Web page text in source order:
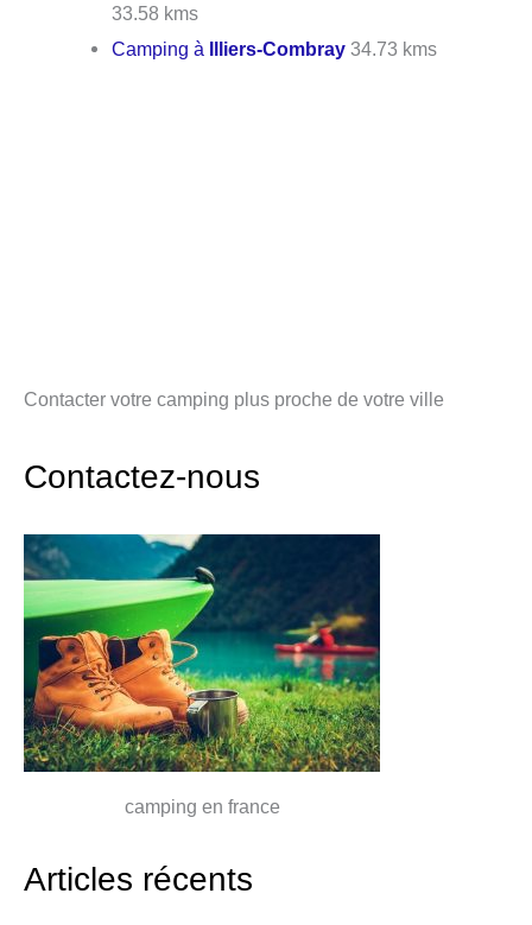
33.58 kms
Camping à Illiers-Combray 34.73 kms
Contacter votre camping plus proche de votre ville
Contactez-nous
camping en france
Articles récents